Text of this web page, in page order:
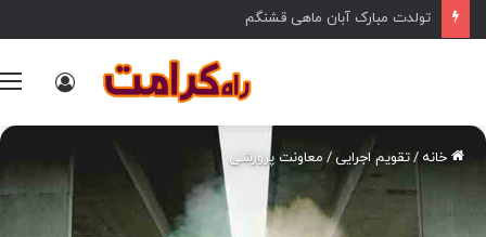
تولدت مبارک آبان ماهی قشنگم
خانه /تقویم اجرایی/ معاونت پرورشی